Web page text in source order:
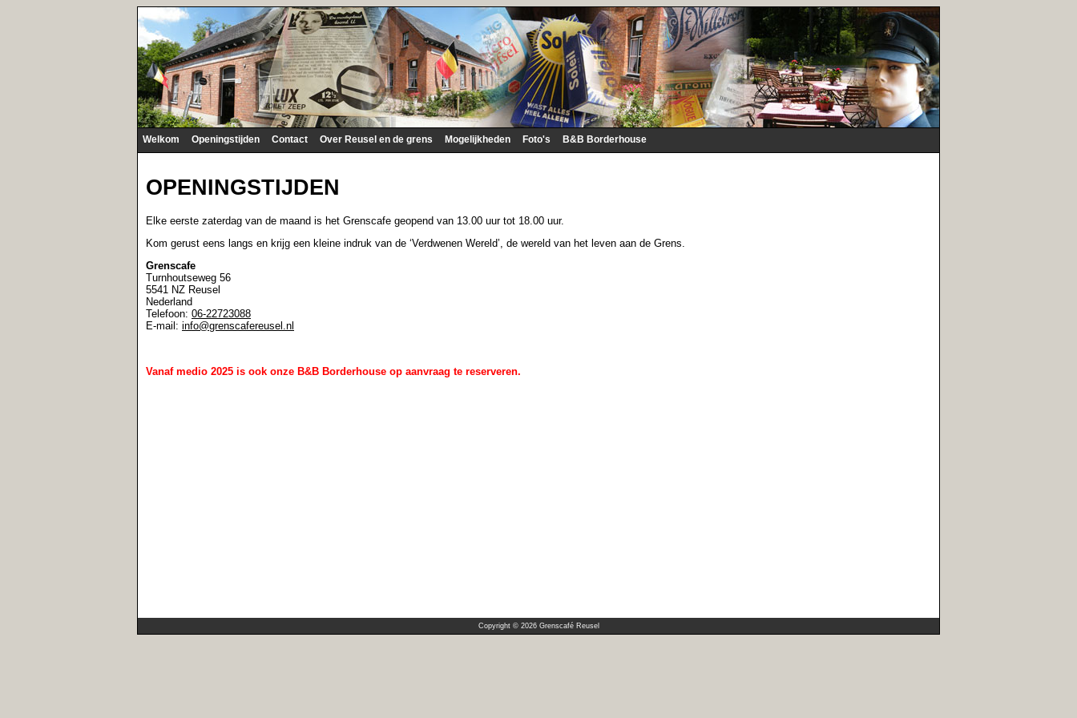
Welkom Openingstijden Contact Over Reusel en de grens Mogelijkheden Foto's B&B Borderhouse
OPENINGSTIJDEN
Elke eerste zaterdag van de maand is het Grenscafe geopend van 13.00 uur tot 18.00 uur.
Kom gerust eens langs en krijg een kleine indruk van de ‘Verdwenen Wereld’, de wereld van het leven aan de Grens.
Grenscafe
Turnhoutseweg 56
5541 NZ Reusel
Nederland
Telefoon: 06-22723088
E-mail: info@grenscafereusel.nl
Vanaf medio 2025 is ook onze B&B Borderhouse op aanvraag te reserveren.
Copyright © 2026 Grenscafé Reusel